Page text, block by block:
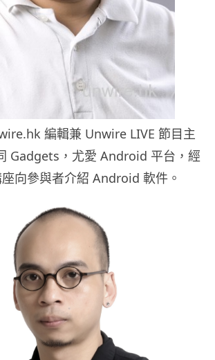
編輯兼 Unwire LIVE 節目主
Gadgets，尤愛 Android 平台，經
向參與者介紹 Android 軟件。